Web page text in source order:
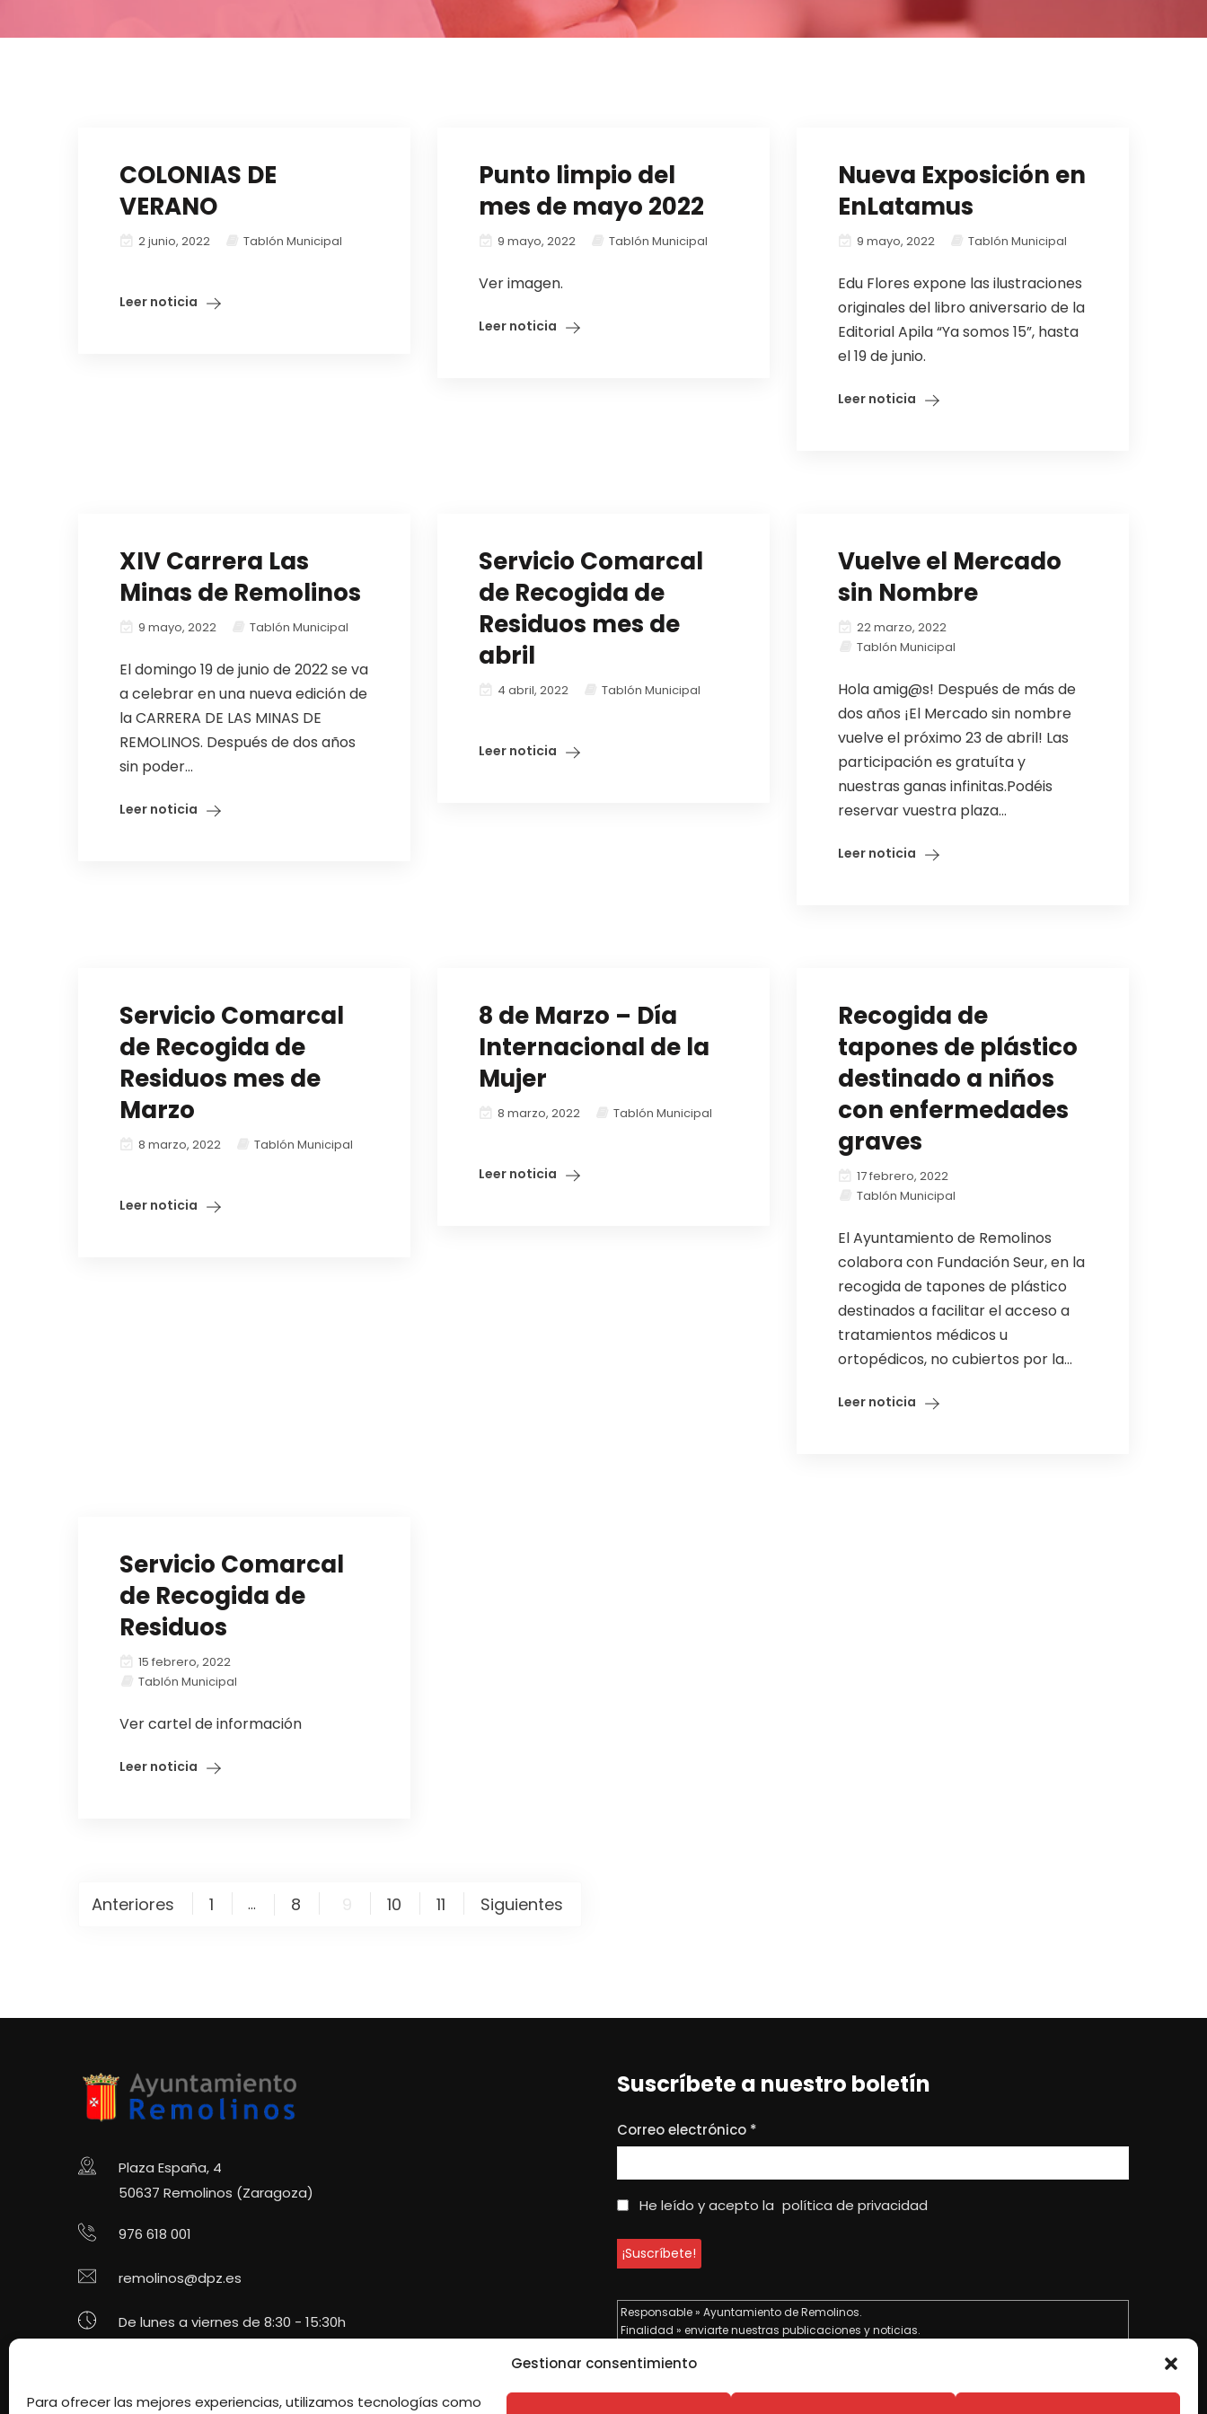
Gestionar consentimiento
Para ofrecer las mejores experiencias, utilizamos tecnologías como
COLONIAS DE
VERANO
2 junio, 2022 Tablón Municipal
Leer noticia
Punto limpio del
mes de mayo 2022
9 mayo, 2022 Tablón Municipal
Ver imagen.
Leer noticia
Nueva Exposición en
EnLatamus
9 mayo, 2022 Tablón Municipal
Edu Flores expone las ilustraciones
originales del libro aniversario de la
Editorial Apila “Ya somos 15”, hasta
el 19 de junio.
Leer noticia
XIV Carrera Las
Minas de Remolinos
9 mayo, 2022 Tablón Municipal
El domingo 19 de junio de 2022 se va
a celebrar en una nueva edición de
la CARRERA DE LAS MINAS DE
REMOLINOS. Después de dos años
sin poder...
Leer noticia
Servicio Comarcal
de Recogida de
Residuos mes de
abril
4 abril, 2022 Tablón Municipal
Leer noticia
Vuelve el Mercado
sin Nombre
22 marzo, 2022
Tablón Municipal
Hola amig@s! Después de más de
dos años ¡El Mercado sin nombre
vuelve el próximo 23 de abril! Las
participación es gratuíta y
nuestras ganas infinitas.Podéis
reservar vuestra plaza...
Leer noticia
Servicio Comarcal
de Recogida de
Residuos mes de
Marzo
8 marzo, 2022 Tablón Municipal
Leer noticia
8 de Marzo – Día
Internacional de la
Mujer
8 marzo, 2022 Tablón Municipal
Leer noticia
Recogida de
tapones de plástico
destinado a niños
con enfermedades
graves
17 febrero, 2022
Tablón Municipal
El Ayuntamiento de Remolinos
colabora con Fundación Seur, en la
recogida de tapones de plástico
destinados a facilitar el acceso a
tratamientos médicos u
ortopédicos, no cubiertos por la...
Leer noticia
Servicio Comarcal
de Recogida de
Residuos
15 febrero, 2022
Tablón Municipal
Ver cartel de información
Leer noticia
Paginación
Anteriores 1 … 8 10 11 Siguientes
Plaza España, 4
50637 Remolinos (Zaragoza)
976 618 001
remolinos@dpz.es
De lunes a viernes de 8:30 - 15:30h
Suscríbete a nuestro boletín
Correo electrónico *
He leído y acepto la política de privacidad
Responsable » Ayuntamiento de Remolinos.
Finalidad » enviarte nuestras publicaciones y noticias.
Destinatarios » solo se realizan cesiones si existe una obligación legal.
datos como se indica en la